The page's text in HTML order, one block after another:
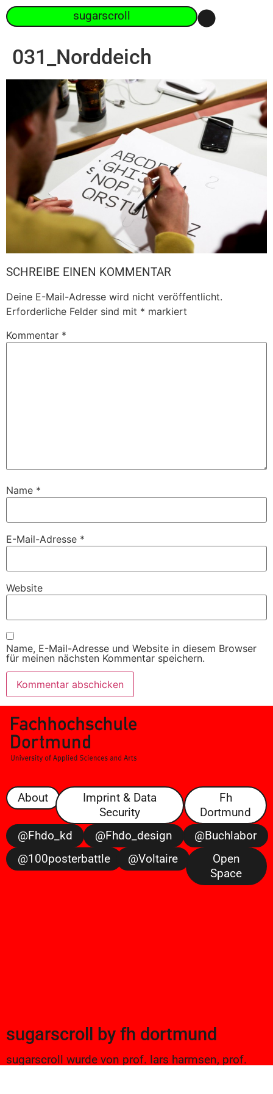
sugarscroll
031_Norddeich
SCHREIBE EINEN KOMMENTAR
Deine E-Mail-Adresse wird nicht veröffentlicht.
Erforderliche Felder sind mit * markiert
Kommentar *
Name *
E-Mail-Adresse *
Website
Name, E-Mail-Adresse und Website in diesem Browser
für meinen nächsten Kommentar speichern.
About
Imprint & Data
Security
Fh
Dortmund
@fhdo_kd
@fhdo_design
@buchlabor
@100posterbattle
@voltaire
Open
Space
sugarscroll by fh dortmund
sugarscroll wurde von prof. lars harmsen, prof.